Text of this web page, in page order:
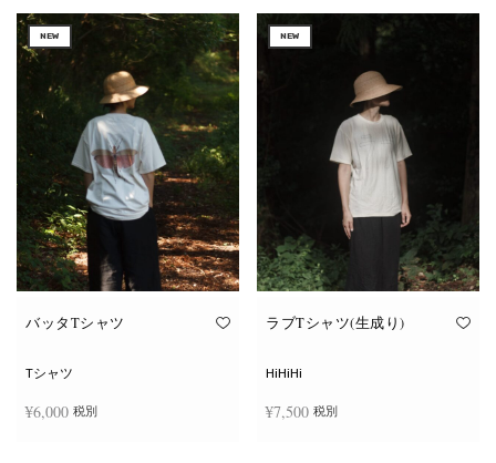
の
商
品
に
は
複
数
の
バ
リ
エ
ー
シ
ョ
ま
の
商
品
は
複
数
の
バ
エ
ョ
ま
オ
NEW
バッタTシャツ
Tシャツ
¥6,000 税別
NEW
ラブTシャツ(生成り)
HiHiHi
¥7,500 税別